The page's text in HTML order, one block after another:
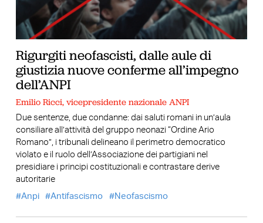
Rigurgiti neofascisti, dalle aule di
giustizia nuove conferme all’impegno
dell’ANPI
Emilio Ricci, vicepresidente nazionale ANPI
Due sentenze, due condanne: dai saluti romani in un’aula
consiliare all’attività del gruppo neonazi “Ordine Ario
Romano”, i tribunali delineano il perimetro democratico
violato e il ruolo dell’Associazione dei partigiani nel
presidiare i principi costituzionali e contrastare derive
autoritarie
Anpi
Antifascismo Neofascismo